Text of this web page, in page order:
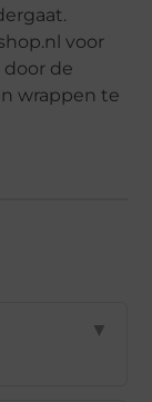
voor
de
wrappen te
▼